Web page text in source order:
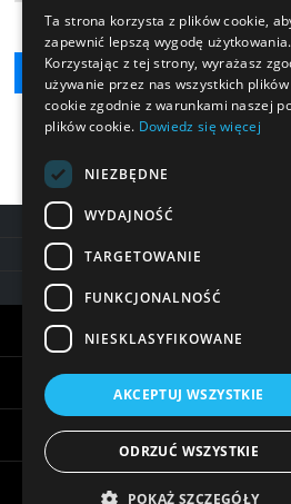
DARMOWA
DOSTAWA DO 7
BLIK, SZYBKIE
Informacje
Ta strona korzysta z plików cookie,
zapewnić lepszą wygodę użytkowania.
Korzystając z tej strony, wyrażasz
używanie przez nas wszystkich plików
cookie zgodnie z warunkami naszej
plików cookie. Dowiedz się więcej
NIEZBĘDNE
WYDAJNOŚĆ
TARGETOWANIE
FUNKCJONALNOŚĆ
NIESKLASYFIKOWANE
AKCEPTUJ WSZYSTKIE
ODRZUĆ WSZYSTKIE
POKAŻ SZCZEGÓŁY